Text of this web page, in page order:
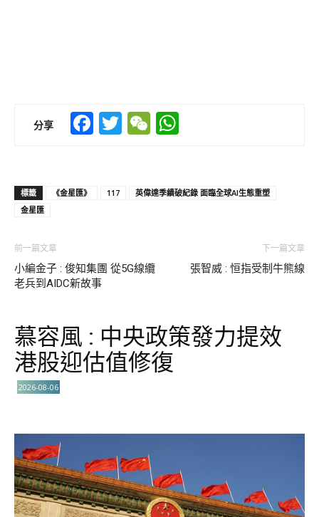
分享 Facebook
TwitterWeChat
標籤 《金星匯》 117
英偉達季績破紀錄 面臨全球AI生態重塑
金星匯
前一篇文章
小編金子 : 俊知集團 從5G線纜
老兵到AIDC新故事
下一篇文章
張智威 : 恒指受制牛熊線
慕容風 : 中央政策發力提效
港股迎估值修復
2026-08-06